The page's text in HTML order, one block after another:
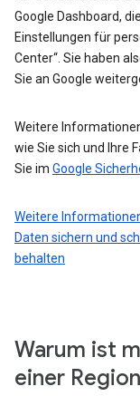
Google Dashboard,
Einstellungen für
Center“. Sie haben
Sie an Google
Weitere
wie Sie sich und Ihre
Sie im Google
Weitere
Daten sichern und
behalten
Warum ist
einer